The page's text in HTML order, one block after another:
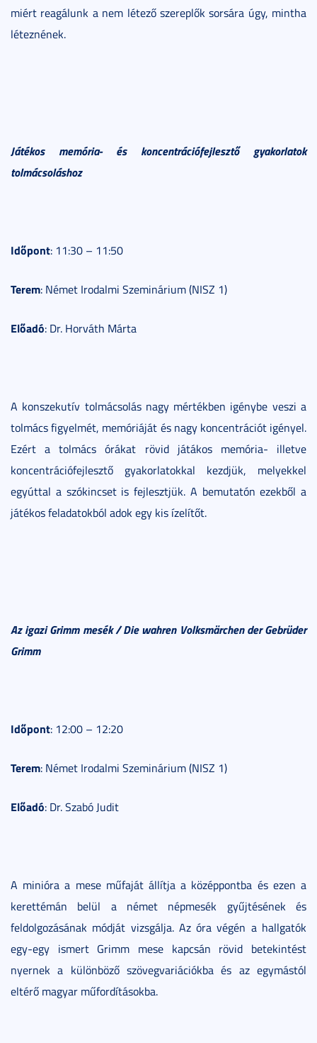
miért reagálunk a nem létező szereplők sorsára úgy, mintha
léteznének.
Játékos memória- és koncentrációfejlesztő gyakorlatok
tolmácsoláshoz
Időpont: 11:30 – 11:50
Terem: Német Irodalmi Szeminárium (NISZ 1)
Előadó: Dr. Horváth Márta
A konszekutív tolmácsolás nagy mértékben igénybe veszi a
tolmács figyelmét, memóriáját és nagy koncentrációt igényel.
Ezért a tolmács órákat rövid játákos memória- illetve
koncentrációfejlesztő gyakorlatokkal kezdjük, melyekkel
egyúttal a szókincset is fejlesztjük. A bemutatón ezekből a
játékos feladatokból adok egy kis ízelítőt.
Az igazi Grimm mesék / Die wahren Volksmärchen der Gebrüder
Grimm
Időpont: 12:00 – 12:20
Terem: Német Irodalmi Szeminárium (NISZ 1)
Előadó: Dr. Szabó Judit
A minióra a mese műfaját állítja a középpontba és ezen a
kerettémán belül a német népmesék gyűjtésének és
feldolgozásának módját vizsgálja. Az óra végén a hallgatók
egy-egy ismert Grimm mese kapcsán rövid betekintést
nyernek a különböző szövegvariációkba és az egymástól
eltérő magyar műfordításokba.